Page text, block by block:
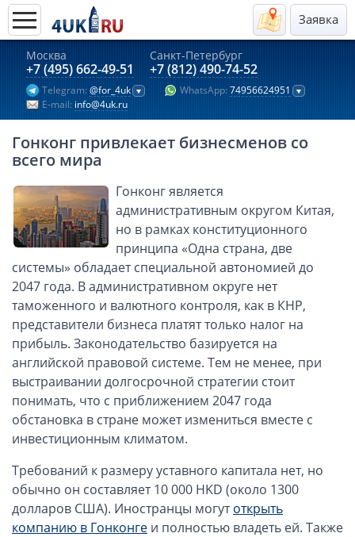
Заявка
Москва
+7 (495) 662-49-51
Санкт-Петербург
+7 (812) 490-74-52
Telegram: @for_4uk WhatsApp: 74956624951
E-mail: info@4uk.ru
Актуальные предложения 2026
Компании в Гонконге
Английские компании LTD
Киргизия (компания и счёт)
Компании в Китае
Kомпания в Канаде с лицензией MSB
Казахстан (компания и счёт)
Открытие счета в банках Казахстана
Платежная система Гонконга
Платежная система Великобритании
Платежная система Маврикия
Платежная система Казахстана
ОАЭ, Дубай (компания и счёт)
ОАЭ, Аджман (компания и счёт)
Оффшоры в Панаме
Оффшоры на Сейшелах
Счёт и карта в Турции для физлиц
Cчёт в Турции для компании
Счёт и карта в Киргизии для физлиц
Гонконг привлекает бизнесменов со
всего мира
Гонконг является
административным округом Китая,
но в рамках конституционного
принципа «Одна страна, две
системы» обладает специальной автономией до
2047 года. В административном округе нет
таможенного и валютного контроля, как в КНР,
представители бизнеса платят только налог на
прибыль. Законодательство базируется на
английской правовой системе. Тем не менее, при
выстраивании долгосрочной стратегии стоит
понимать, что с приближением 2047 года
обстановка в стране может измениться вместе с
инвестиционным климатом.
Требований к размеру уставного капитала нет, но
обычно он составляет 10 000 HKD (около 1300
долларов США). Иностранцы могутоткрыть
компанию в Гонконге и полностью владеть ей. Также